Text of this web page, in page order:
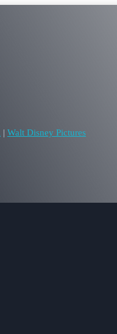
| Walt Disney Pictures